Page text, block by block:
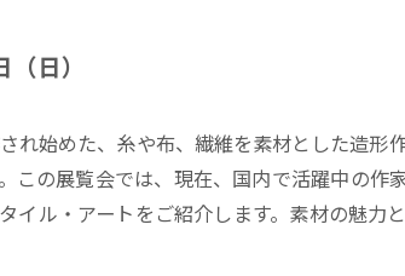
日）
れ始めた、糸や布、繊維を素材とした造形
この展覧会では、現在、国内で活躍中の作
イル・アートをご紹介します。素材の魅力